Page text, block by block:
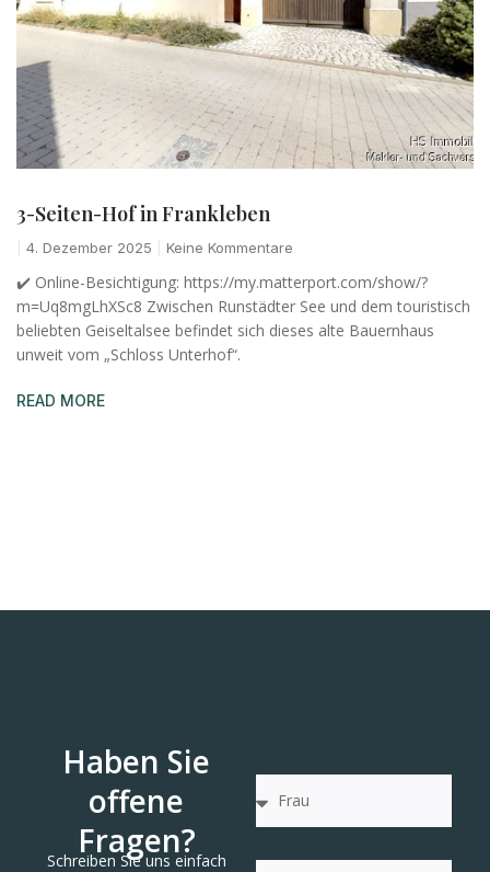
3-Seiten-Hof in Frankleben
4. Dezember 2025 Keine Kommentare
✔️ Online-Besichtigung: https://my.matterport.com/show/?
m=Uq8mgLhXSc8 Zwischen Runstädter See und dem touristisch
beliebten Geiseltalsee befindet sich dieses alte Bauernhaus
unweit vom „Schloss Unterhof“.
READ MORE
Haben Sie
offene
Fragen?
Schreiben Sie uns einfach